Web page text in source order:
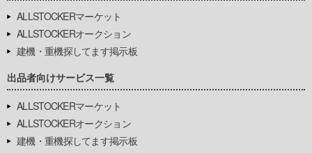
ALLSTOCKERマーケット
ALLSTOCKERオークション
建機・重機探してます掲示板
出品者向けサービス一覧
ALLSTOCKERマーケット
ALLSTOCKERオークション
建機・重機探してます掲示板